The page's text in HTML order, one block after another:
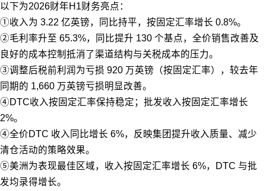
以下为2026财年H1财务亮点：
①收入为 3.22 亿英镑，同比持平，按固定汇率增长 0.8%。
②毛利率升至 65.3%，同比提升 130 个基点，全价销售改善及
良好的成本控制抵消了渠道结构与关税成本的压力。
③调整后税前利润为亏损 920 万英镑（按固定汇率），较去年
同期的 1,660 万英镑亏损明显改善。
④DTC收入按固定汇率保持稳定；批发收入按固定汇率增长
2%。
④全价DTC 收入同比增长 6%，反映集团提升收入质量、减少
清仓活动的策略效果。
⑤美洲为表现最佳区域，收入按固定汇率增长 6%，DTC 与批
发均录得增长。